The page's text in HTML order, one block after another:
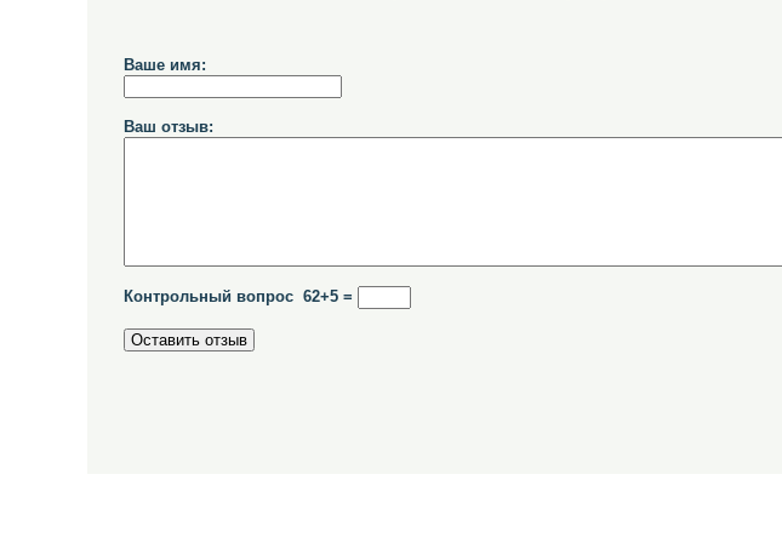
Ваше имя:
Ваш отзыв:
Контрольный вопрос 62+5 =